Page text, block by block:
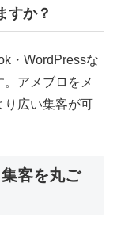
すか？
・WordPressな
アメブロをメ
広い集客が可
客を丸ご